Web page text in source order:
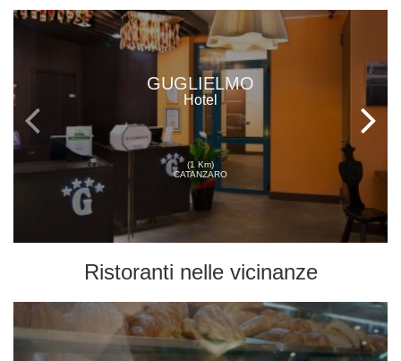
GUGLIELMO
Hotel
(1 Km)
CATANZARO
Ristoranti nelle vicinanze